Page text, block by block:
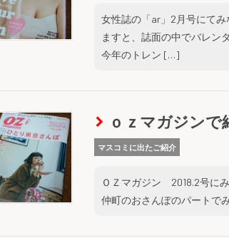
女性誌の「ar」2月号にて
ますと、誌面の中でバレン
今年のトレン […]
ｏｚマガジンで
マスコミに出たご紹介
ＯＺマガジン 2018.2号に
仲町のおさんぽのパートで